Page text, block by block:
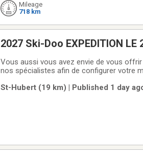
Mileage
718 km
2027 Ski-Doo EXPEDITION
Vous aussi vous avez envie de vous
nos spécialistes afin de configurer votre
détails de votre transaction (type de
St-Hubert (19 km) | Published 1 day